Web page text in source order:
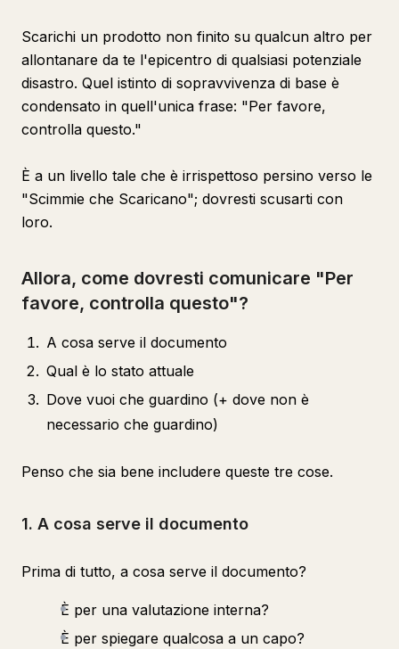
Scarichi un prodotto non finito su qualcun altro per
allontanare da te l'epicentro di qualsiasi potenziale
disastro. Quel istinto di sopravvivenza di base è
condensato in quell'unica frase: "Per favore,
controlla questo."
È a un livello tale che è irrispettoso persino verso le
"Scimmie che Scaricano"; dovresti scusarti con
loro.
Allora, come dovresti comunicare "Per
favore, controlla questo"?
A cosa serve il documento
Qual è lo stato attuale
Dove vuoi che guardino (+ dove non è
necessario che guardino)
Penso che sia bene includere queste tre cose.
1. A cosa serve il documento
Prima di tutto, a cosa serve il documento?
È per una valutazione interna?
È per spiegare qualcosa a un capo?